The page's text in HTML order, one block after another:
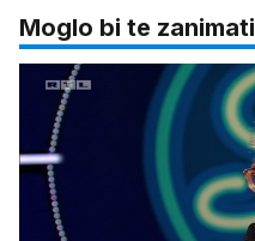
Moglo bi te zanimati